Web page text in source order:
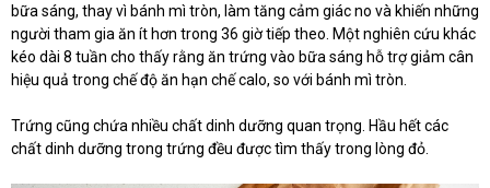
bữa sáng, thay vì bánh mì tròn, làm tăng cảm giác no và khiến những
người tham gia ăn ít hơn trong 36 giờ tiếp theo. Một nghiên cứu khác
kéo dài 8 tuần cho thấy rằng ăn trứng vào bữa sáng hỗ trợ giảm cân
hiệu quả trong chế độ ăn hạn chế calo, so với bánh mì tròn.
Trứng cũng chứa nhiều chất dinh dưỡng quan trọng. Hầu hết các
chất dinh dưỡng trong trứng đều được tìm thấy trong lòng đỏ.